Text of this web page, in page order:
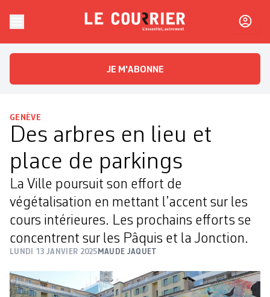
Le CourrierL'essentiel, autrement
JE M'ABONNE
GENÈVE
Des arbres en lieu et
place de parkings
La Ville poursuit son effort de
végétalisation en mettant l’accent sur les
cours intérieures. Les prochains efforts se
concentrent sur les Pâquis et la Jonction.
LUNDI 13 JANVIER 2025 MAUDE JAQUET